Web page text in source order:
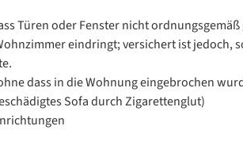
Türen oder Fenster nicht
eindringt; versichert ist jedoch,
dass in die Wohnung eingebrochen
Sofa durch Zigarettenglut)